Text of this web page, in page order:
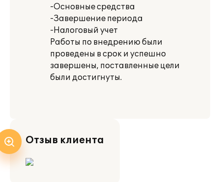
-Основные средства
-Завершение периода
-Налоговый учет
Работы по внедрению были
проведены в срок и успешно
завершены, поставленные цели
были достигнуты.
Отзыв клиента